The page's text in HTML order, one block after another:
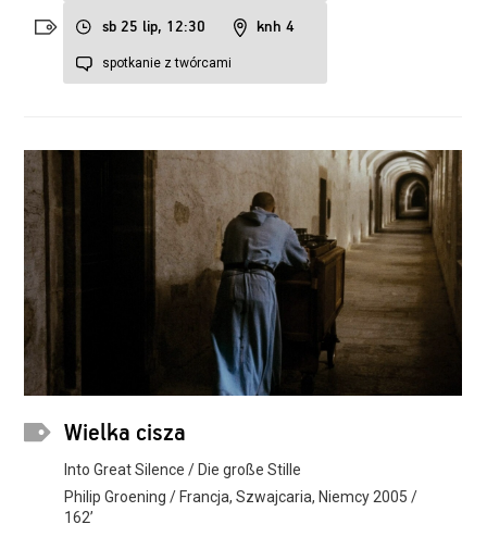
sb 25 lip, 12:30 knh 4
spotkanie z twórcami
Wielka cisza
Into Great Silence / Die große Stille
Philip Groening / Francja, Szwajcaria, Niemcy 2005 /
162’